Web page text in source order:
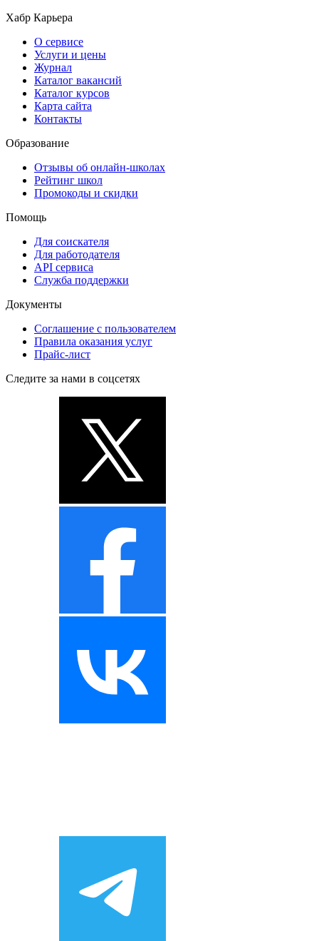
Хабр Карьера
О сервисе
Услуги и цены
Журнал
Каталог вакансий
Каталог курсов
Карта сайта
Контакты
Образование
Отзывы об онлайн-школах
Рейтинг школ
Промокоды и скидки
Помощь
Для соискателя
Для работодателя
API сервиса
Служба поддержки
Документы
Соглашение с пользователем
Правила оказания услуг
Прайс-лист
Следите за нами в соцсетях